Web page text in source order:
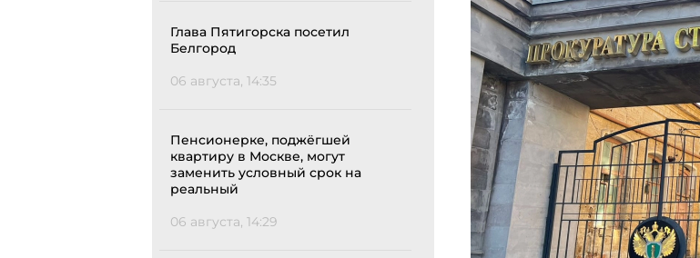
Глава Пятигорска посетил
Белгород
06 августа, 14:35
Пенсионерке, поджёгшей
квартиру в Москве, могут
заменить условный срок на
реальный
06 августа, 14:29